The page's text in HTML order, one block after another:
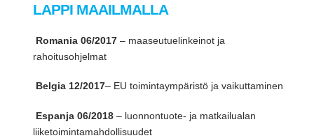
LAPPI MAAILMALLA
Romania 06/2017– maaseutuelinkeinot ja
rahoitusohjelmat
Belgia 12/2017– EU toimintaympäristö ja vaikuttaminen
Espanja 06/2018 – luonnontuote- ja matkailualan
liiketoimintamahdollisuudet